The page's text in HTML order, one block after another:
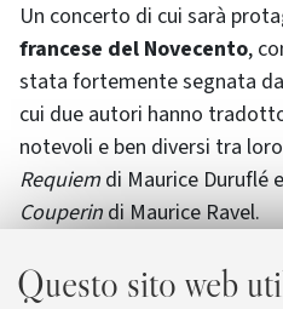
Questo sito web
Un concerto di cui sarà
francese del Novecento,
stata fortemente segnata
cui due autori hanno
notevoli e ben diversi tra
Requiem di Maurice Duruflé
Couperin di Maurice Ravel.
Realizzata con il sostegno